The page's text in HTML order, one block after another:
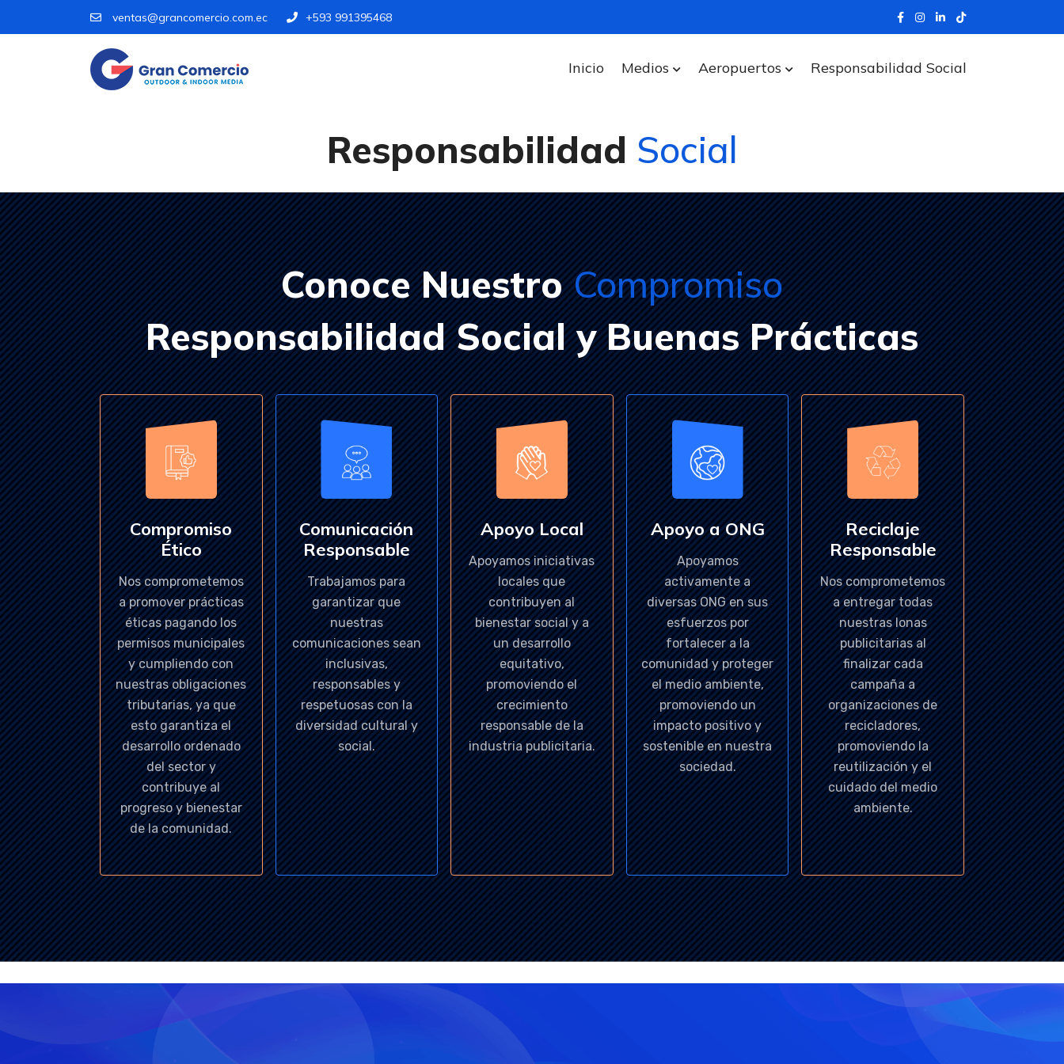
ventas@grancomercio.com.ec +593 991395468
Inicio Medios Aeropuertos Responsabilidad Social
Responsabilidad Social
Conoce NuestroCompromiso
Responsabilidad Social y Buenas Prácticas
Compromiso
Ético
Nos comprometemos
a promover prácticas
éticas pagando los
permisos municipales
y cumpliendo con
nuestras obligaciones
tributarias, ya que
esto garantiza el
desarrollo ordenado
del sector y
contribuye al
progreso y bienestar
de la comunidad.
Comunicación
Responsable
Trabajamos para
garantizar que
nuestras
comunicaciones sean
inclusivas,
responsables y
respetuosas con la
diversidad cultural y
social.
Apoyo Local
Apoyamos iniciativas
locales que
contribuyen al
bienestar social y a
un desarrollo
equitativo,
promoviendo el
crecimiento
responsable de la
industria publicitaria.
Apoyo a ONG
Apoyamos
activamente a
diversas ONG en sus
esfuerzos por
fortalecer a la
comunidad y proteger
el medio ambiente,
promoviendo un
impacto positivo y
sostenible en nuestra
sociedad.
Reciclaje
Responsable
Nos comprometemos
a entregar todas
nuestras lonas
publicitarias al
finalizar cada
campaña a
organizaciones de
recicladores,
promoviendo la
reutilización y el
cuidado del medio
ambiente.